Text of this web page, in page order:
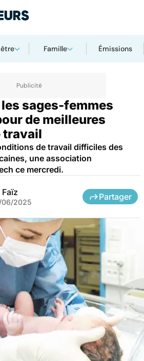
Famille Émissions
sages-femmes
de meilleures
travail
de travail difficiles des
une association
ce mercredi.
06/2025
Partager